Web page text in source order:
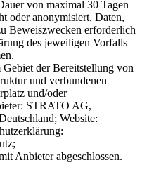
von maximal 30 Tagen
oder anonymisiert. Daten,
Beweiszwecken erforderlich
des jeweiligen Vorfalls
der Bereitstellung von
und verbundenen
und/oder
STRATO AG,
Website:
Anbieter abgeschlossen.